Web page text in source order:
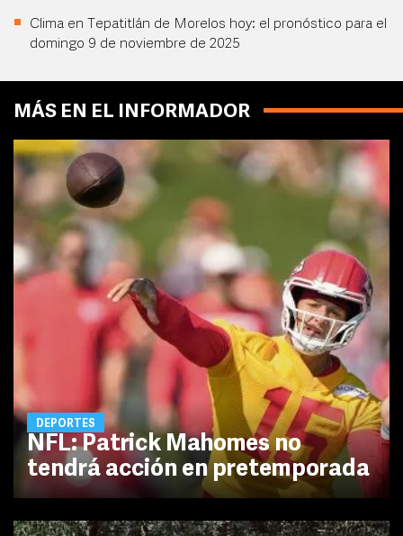
Clima en Tepatitlán de Morelos hoy: el pronóstico para el
domingo 9 de noviembre de 2025
MÁS EN EL INFORMADOR
DEPORTES
NFL: Patrick Mahomes no
tendrá acción en pretemporada